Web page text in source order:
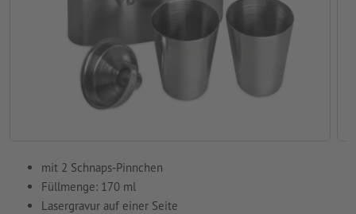
mit 2 Schnaps-Pinnchen
Füllmenge: 170 ml
Lasergravur auf einer Seite